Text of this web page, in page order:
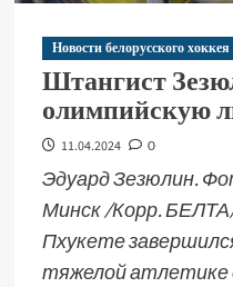
Новости белорусского хоккея
Штангист
олимпийскую
11.04.2024 0
Эдуард Зезюлин.
Минск /Корр.
Пхукете
тяжелой атлетике